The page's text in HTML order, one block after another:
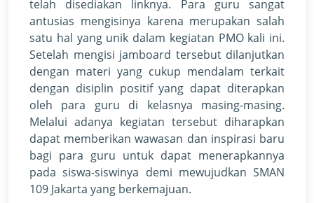
telah disediakan linknya. Para guru sangat
antusias mengisinya karena merupakan salah
satu hal yang unik dalam kegiatan PMO kali ini.
Setelah mengisi jamboard tersebut dilanjutkan
dengan materi yang cukup mendalam terkait
dengan disiplin positif yang dapat diterapkan
oleh para guru di kelasnya masing-masing.
Melalui adanya kegiatan tersebut diharapkan
dapat memberikan wawasan dan inspirasi baru
bagi para guru untuk dapat menerapkannya
pada siswa-siswinya demi mewujudkan SMAN
109 Jakarta yang berkemajuan.